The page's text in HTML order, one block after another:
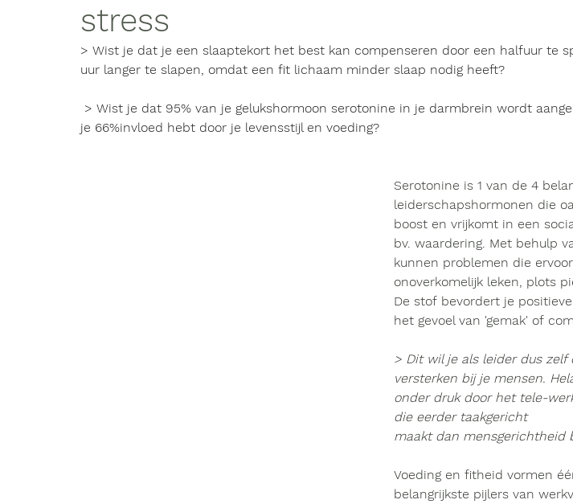
stress
> Wist je dat je een slaaptekort het best kan compenseren door een halfuur te
uur langer te slapen, omdat een fit lichaam minder slaap nodig heeft?
> Wist je dat 95% van je gelukshormoon serotonine in je darmbrein wordt
je 66%invloed hebt door je levensstijl en voeding?
Serotonine is 1 van de 4
leiderschapshormonen die
boost en vrijkomt in een
bv. waardering. Met behulp
kunnen problemen die
onoverkomelijk leken, plots
De stof bevordert je
het gevoel van 'gemak' of
> Dit wil je als leider dus
versterken bij je mensen.
onder druk door het tele-
die eerder taakgericht
maakt dan mensgerichtheid
Voeding en fitheid vormen
belangrijkste pijlers van